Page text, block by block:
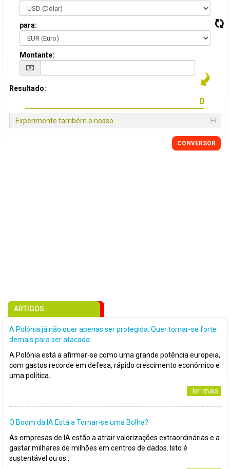
para:
Montante:
Resultado:
Experimente também o nosso
CONVERSOR
ARTIGOS
A Polónia já não quer apenas ser protegida. Quer tornar-se forte
demais para ser atacada
A Polónia está a afirmar-se como uma grande potência europeia,
com gastos recorde em defesa, rápido crescimento económico e
uma política..
..ler mais
O Boom da IA Está a Tornar-se uma Bolha?
As empresas de IA estão a atrair valorizações extraordinárias e a
gastar milhares de milhões em centros de dados. Isto é
sustentável ou os..